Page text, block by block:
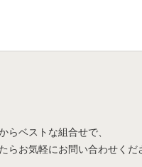
らベストな組合せで、
らお気軽にお問い合わせくだ